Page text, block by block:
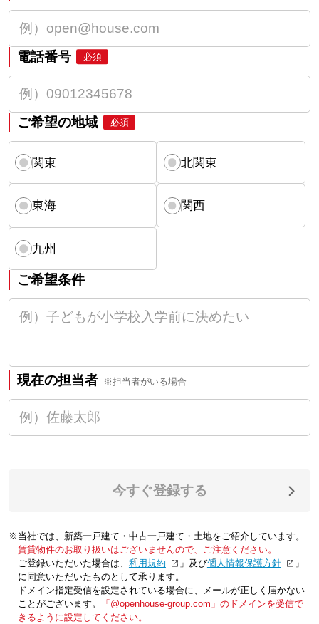
電話番号 必須
ご希望の地域 必須
関東 北関東
東海 関西
九州
ご希望条件
現在の担当者 ※担当者がいる場合
今すぐ登録する
※当社では、新築一戸建て・中古一戸建て・土地をご紹介しています。
賃貸物件のお取り扱いはございませんので、ご注意ください。
ご登録いただいた場合は、「利用規約 」及び「個人情報保護方針
」
に同意いただいたものとして承ります。
ドメイン指定受信を設定されている場合に、メールが正しく届かない
ことがございます。
「@openhouse-group.com」のドメインを受信で
きるように設定してください。